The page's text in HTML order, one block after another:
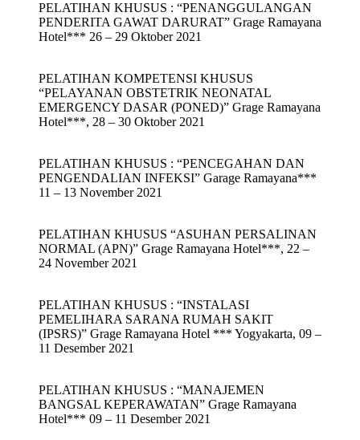
PELATIHAN KHUSUS : “PENANGGULANGAN
PENDERITA GAWAT DARURAT” Grage Ramayana
Hotel*** 26 – 29 Oktober 2021
PELATIHAN KOMPETENSI KHUSUS
“PELAYANAN OBSTETRIK NEONATAL
EMERGENCY DASAR (PONED)” Grage Ramayana
Hotel***, 28 – 30 Oktober 2021
PELATIHAN KHUSUS : “PENCEGAHAN DAN
PENGENDALIAN INFEKSI” Garage Ramayana***
11 – 13 November 2021
PELATIHAN KHUSUS “ASUHAN PERSALINAN
NORMAL (APN)” Grage Ramayana Hotel***, 22 –
24 November 2021
PELATIHAN KHUSUS : “INSTALASI
PEMELIHARA SARANA RUMAH SAKIT
(IPSRS)” Grage Ramayana Hotel *** Yogyakarta, 09 –
11 Desember 2021
PELATIHAN KHUSUS : “MANAJEMEN
BANGSAL KEPERAWATAN” Grage Ramayana
Hotel*** 09 – 11 Desember 2021